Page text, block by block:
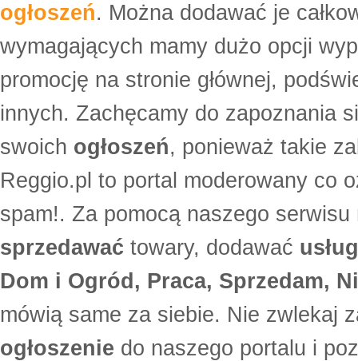
ogłoszeń. Można dodawać je
wymagających mamy dużo opcji
promocję na stronie głównej,
innych. Zachęcamy do zapoznania
swoich ogłoszeń, ponieważ takie
Reggio.pl to portal moderowany co
spam!. Za pomocą naszego
sprzedawać towary, dodawać
Dom i Ogród, Praca, Sprzedam,
mówią same za siebie. Nie zwlekaj
ogłoszenie do naszego portalu i